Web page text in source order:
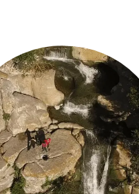
i art
ciència amb nosaltres
educatius